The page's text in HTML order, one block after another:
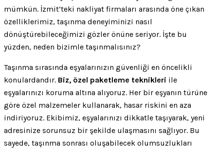
mümkün. İzmit’teki nakliyat firmaları arasında öne çıkan
özelliklerimiz, taşınma deneyiminizi nasıl
dönüştürebileceğimizi gözler önüne seriyor. İşte bu
yüzden, neden bizimle taşınmalısınız?
Taşınma sırasında eşyalarınızın güvenliği en öncelikli
konulardandır. Biz, özel paketleme teknikleri ile
eşyalarınızı koruma altına alıyoruz. Her bir eşyanın türüne
göre özel malzemeler kullanarak, hasar riskini en aza
indiriyoruz. Ekibimiz, eşyalarınızı dikkatle taşıyarak, yeni
adresinize sorunsuz bir şekilde ulaşmasını sağlıyor. Bu
sayede, taşınma sonrası oluşabilecek olumsuzlukları